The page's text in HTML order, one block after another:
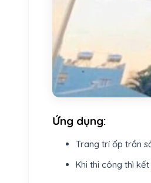
Ứng dụng:
Trang trí ốp trần
Khi thi công thì